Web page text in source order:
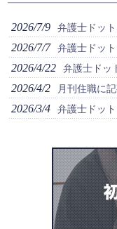
2026/7/9 弁護士ドッ
2026/7/7 弁護士ドッ
2026/4/22 弁護士ドッ
2026/4/2 月刊住職に
2026/3/4 弁護士ドッ